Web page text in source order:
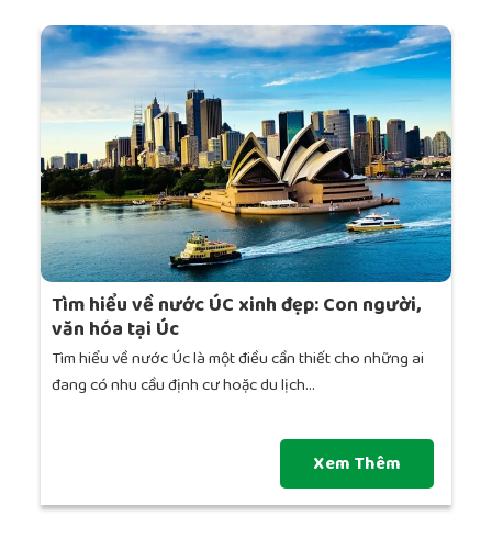
Tìm hiểu về nước ÚC xinh đẹp: Con người,
văn hóa tại Úc
Tìm hiểu về nước Úc là một điều cần thiết cho những ai
đang có nhu cầu định cư hoặc du lịch...
Xem Thêm